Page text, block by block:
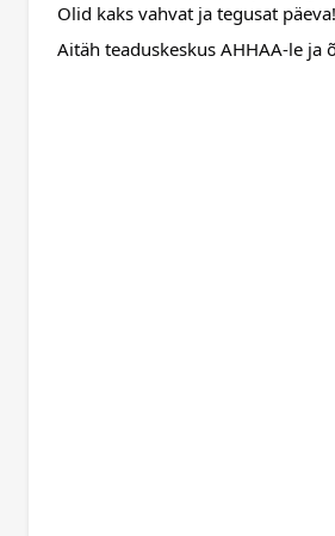
Olid kaks vahvat ja tegusat päeva!
Aitäh teaduskeskus AHHAA-le ja